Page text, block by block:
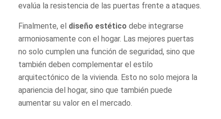
evalúa la resistencia de las puertas frente a ataques.
Finalmente, el diseño estético debe integrarse
armoniosamente con el hogar. Las mejores puertas
no solo cumplen una función de seguridad, sino que
también deben complementar el estilo
arquitectónico de la vivienda. Esto no solo mejora la
apariencia del hogar, sino que también puede
aumentar su valor en el mercado.